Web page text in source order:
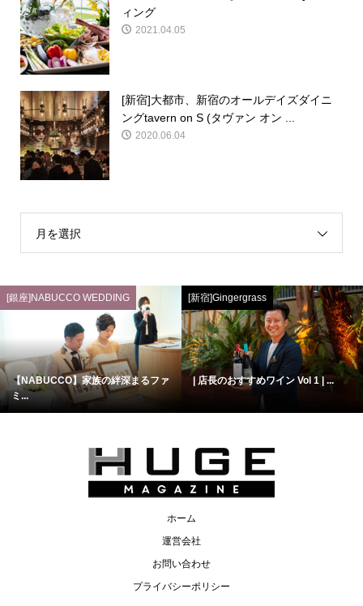
ィング
2021.04.05
[新宿]大都市、新宿のオールデイズダイニ
ングtavern on S (タヴァン オン ...
2020.06.04
月を選択
[銀座]NABUCCO WEDDING
【NABUCCO】家族の絆深まるファ
ミ...
[新宿]Gingergrass
| 店長のおすすめワイン Vol 1 | ...
ホーム
運営会社
お問い合わせ
プライバシーポリシー